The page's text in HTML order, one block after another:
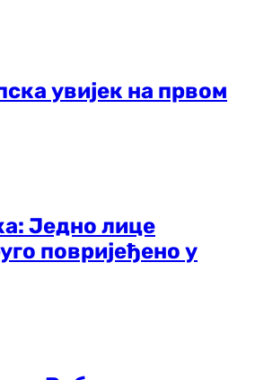
увијек на првом
Једно лице
повријеђено у